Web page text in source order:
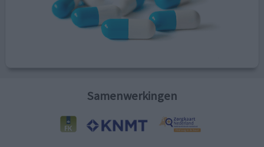
Samenwerkingen